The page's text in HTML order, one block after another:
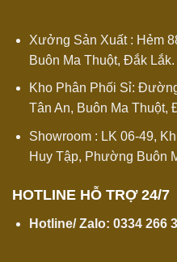
Xưởng Sản Xuất : Hẻm
Buôn Ma Thuột, Đắk Lắk.
Kho Phân Phối Sỉ:
Tân An, Buôn Ma Thuột,
Showroom : LK 06-49,
Huy Tập, Phường Buôn
HOTLINE HỖ TRỢ 24/7
Hotline/ Zalo: 0334 266